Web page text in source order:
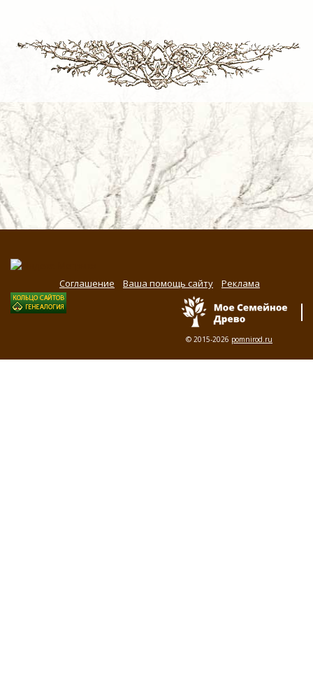
Соглашение Ваша помощь сайту Реклама
© 2015-2026 pomnirod.ru